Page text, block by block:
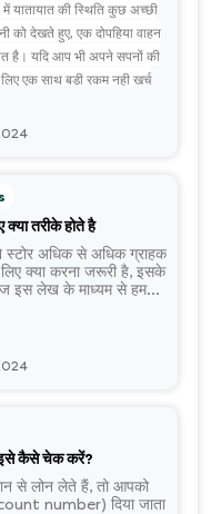
यातायात की स्थिति कुछ अच्छी
को देखते हुए, एक दोपहिया वाहन
है। यदि आप भी अपने सपनों की
एक साथ बड़ी रकम नही खर्च
अब ढेरों ऐसे संस्थान उपलब्ध हैं,
मनपसंद बाइक के मालिक
क्या तरीके होते है
स्टोर अधिक से अधिक ग्राहक
क्या करना जरूरी है, इसके
इस लेख के माध्यम से हम
इसे कैसे चेक करें?
से लोन लेते हैं, तो आपको
number) दिया जाता